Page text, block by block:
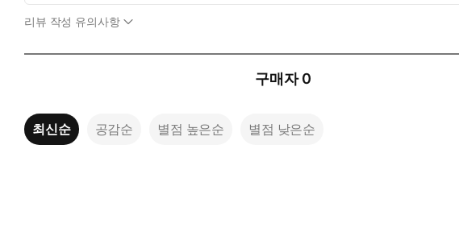
리뷰 작성 유의사항
구매자 0
최신순 공감순 별점 높은순 별점 낮은순